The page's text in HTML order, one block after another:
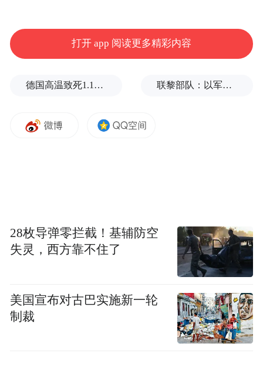
运城盐湖，火烈鸟展翅翱翔。闫鑫 摄
卫靖介绍，每年12月至次年2月份，是来运城
雪景与天鹅相互交织，更具观赏性。
目前，“天鹅之恋 共赴运城冬日浪漫”天鹅观
赏生态旅游活动已全面开启。运城盐湖景
区、芮城圣天湖景区、平陆大天鹅景区三大
打开 app 阅读更多精彩内容
德国高温致死1.19万人，为2016年来最高纪录 联黎部队：以军单日向黎发射113枚炮弹
28枚导弹零拦截！基辅防空
失灵，西方靠不住了
美国宣布对古巴实施新一轮
制裁